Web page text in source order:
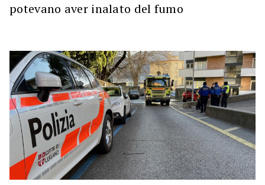
potevano aver inalato del fumo